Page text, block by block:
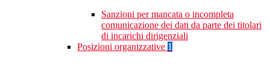
Sanzioni per mancata o incompleta
comunicazione dei dati da parte dei titolari
di incarichi dirigenziali
Posizioni organizzative 1